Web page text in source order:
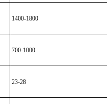
1400-1800
700-1000
23-28